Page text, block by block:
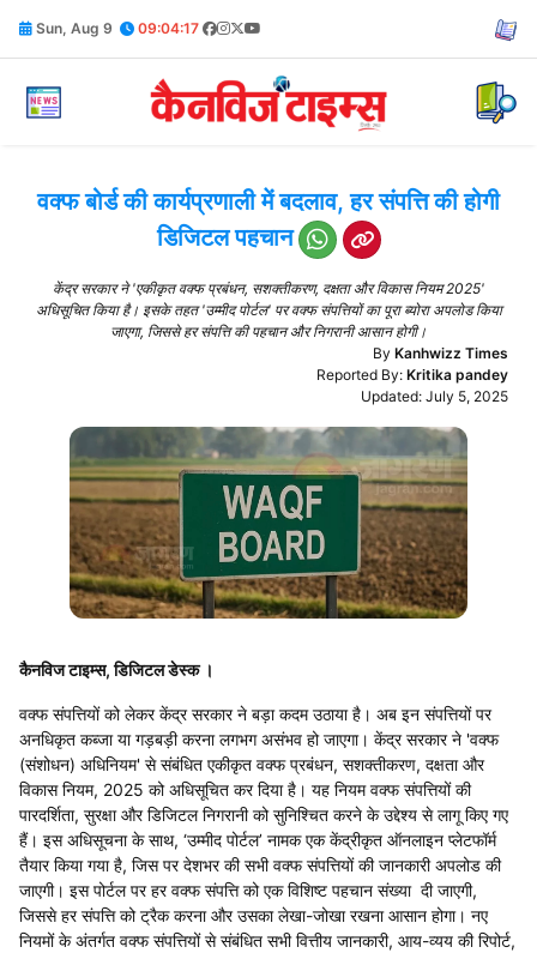
Sun, Aug 9 09:04:17
वक्फ बोर्ड की कार्यप्रणाली में बदलाव, हर संपत्ति की होगी
डिजिटल पहचान
केंद्र सरकार ने 'एकीकृत वक्फ प्रबंधन, सशक्तीकरण, दक्षता और विकास नियम 2025'
अधिसूचित किया है। इसके तहत 'उम्मीद पोर्टल' पर वक्फ संपत्तियों का पूरा ब्योरा अपलोड किया
जाएगा, जिससे हर संपत्ति की पहचान और निगरानी आसान होगी।
By Kanhwizz Times
Reported By: Kritika pandey
Updated: July 5, 2025
कैनविज टाइम्स, डिजिटल डेस्क ।
वक्फ संपत्तियों को लेकर केंद्र सरकार ने बड़ा कदम उठाया है। अब इन संपत्तियों पर
अनधिकृत कब्जा या गड़बड़ी करना लगभग असंभव हो जाएगा। केंद्र सरकार ने 'वक्फ
(संशोधन) अधिनियम' से संबंधित एकीकृत वक्फ प्रबंधन, सशक्तीकरण, दक्षता और
विकास नियम, 2025 को अधिसूचित कर दिया है। यह नियम वक्फ संपत्तियों की
पारदर्शिता, सुरक्षा और डिजिटल निगरानी को सुनिश्चित करने के उद्देश्य से लागू किए गए
हैं। इस अधिसूचना के साथ, ‘उम्मीद पोर्टल’ नामक एक केंद्रीकृत ऑनलाइन प्लेटफॉर्म
तैयार किया गया है, जिस पर देशभर की सभी वक्फ संपत्तियों की जानकारी अपलोड की
जाएगी। इस पोर्टल पर हर वक्फ संपत्ति को एक विशिष्ट पहचान संख्या दी जाएगी,
जिससे हर संपत्ति को ट्रैक करना और उसका लेखा-जोखा रखना आसान होगा। नए
नियमों के अंतर्गत वक्फ संपत्तियों से संबंधित सभी वित्तीय जानकारी, आय-व्यय की रिपोर्ट,